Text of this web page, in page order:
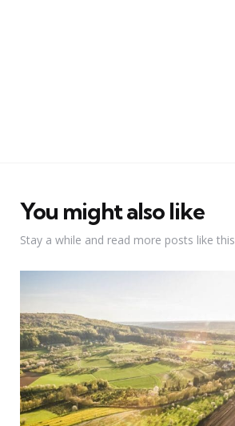
You might also like
Stay a while and read more posts like this